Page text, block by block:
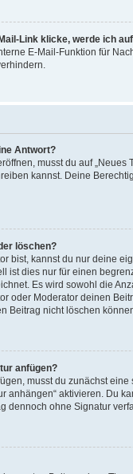
Link klicke, werde ich
E-Mail-Funktion für
Antwort?
musst du auf
kannst. Deine
löschen?
bist, kannst du nur deine
ist dies nur für einen
Es wird sowohl die
oder Moderator deinen
Beitrag nicht löschen
anfügen?
musst du zunächst
anhängen“ aktivieren. Du
dennoch ohne Signatur